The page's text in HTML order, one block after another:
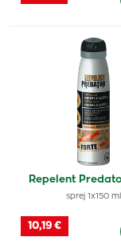
Repelent
sprej 1x150 ml
10,19 €